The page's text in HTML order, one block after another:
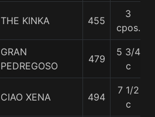
THE KINKA 455
3
cpos.
GRAN
PEDREGOSO
479
5 3/4
c
CIAO XENA 494
7 1/2
c